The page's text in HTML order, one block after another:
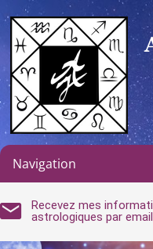
Navigation
Recevez mes
astrologiques par email